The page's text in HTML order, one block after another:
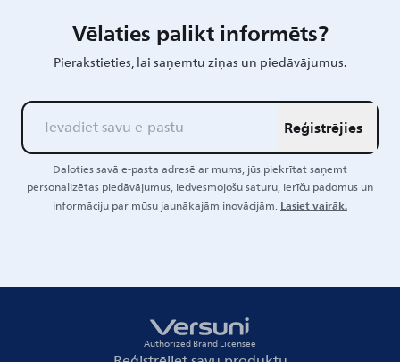
Vēlaties palikt informēts?
Pierakstieties, lai saņemtu ziņas un piedāvājumus.
Reģistrējies
Daloties savā e-pasta adresē ar mums, jūs piekrītat saņemt
personalizētas piedāvājumus, iedvesmojošu saturu, ierīču padomus un
informāciju par mūsu jaunākajām inovācijām.Lasiet vairāk.
Authorized Brand Licensee